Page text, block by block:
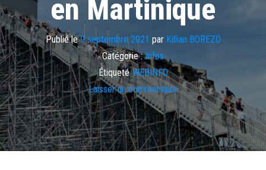
en Martinique
Publié le9 septembre 2021 par Killian BOREZO
Catégorie : Infos
Étiqueté WEBINFO
Laisser un commentaire